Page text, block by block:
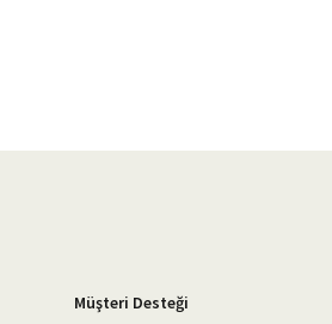
Müşteri Desteği